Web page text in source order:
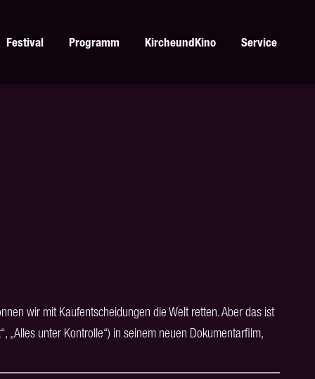
Festival Programm KircheundKino Service
wir mit Kaufentscheidungen die Welt retten. Aber das ist
„Alles unter Kontrolle“) in seinem neuen Dokumentarfilm,